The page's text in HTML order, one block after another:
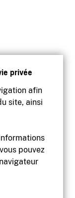
privée
afin
site, ainsi
pouvez